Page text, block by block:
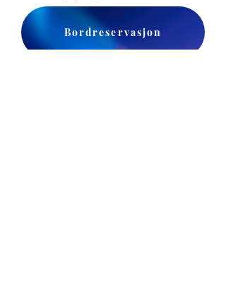
Bordreservasjon